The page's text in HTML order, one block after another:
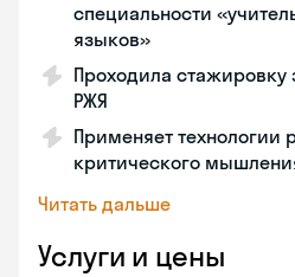
специальности
языков»
Проходила стажировку
РЖЯ
Применяет технологии
критического
Читать дальше
Услуги и цены